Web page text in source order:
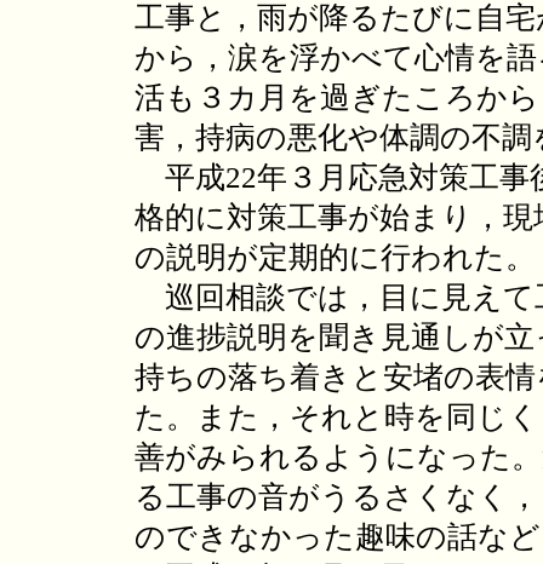
工事と，雨が降るたびに自
から，涙を浮かべて心情を
活も３カ月を過ぎたころか
害，持病の悪化や体調の不
平成22年３月応急対策工事
格的に対策工事が始まり，
の説明が定期的に行われた。
巡回相談では，目に見えて
の進捗説明を聞き見通しが
持ちの落ち着きと安堵の表
た。また，それと時を同じ
善がみられるようになった
る工事の音がうるさくなく
のできなかった趣味の話な